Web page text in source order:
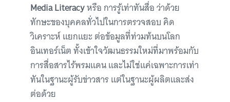
Media Literacyหรือ การรู้เท่าทันสื่อ ว่าด้วย
ทักษะของบุคคลทั่วไปในการตรวจสอบ คิด
วิเคราะห์ แยกแยะ ต่อข้อมูลที่ท่วมท้นบนโลก
อินเทอร์เน็ต ทั้งเข้าใจวัฒนธรรมใหม่ที่มาพร้อมกับ
การสื่อสารไร้พรมแดน และไม่ใช่แค่เฉพาะการเท่า
ทันในฐานะผู้รับข่าวสาร แต่ในฐานะผู้ผลิตและส่ง
ต่อด้วย